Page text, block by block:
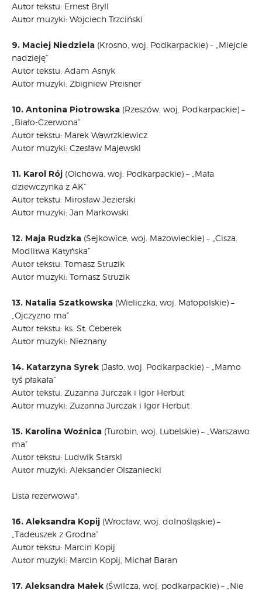
Autor tekstu: Ernest Bryll
Autor muzyki: Wojciech Trzciński
9. Maciej Niedziela (Krosno, woj. Podkarpackie) – „Miejcie
nadzieję”
Autor tekstu: Adam Asnyk
Autor muzyki: Zbigniew Preisner
10. Antonina Piotrowska (Rzeszów, woj. Podkarpackie) –
„Biało-Czerwona”
Autor tekstu: Marek Wawrzkiewicz
Autor muzyki: Czesław Majewski
11. Karol Rój (Olchowa, woj. Podkarpackie) – „Mała
dziewczynka z AK”
Autor tekstu: Mirosław Jezierski
Autor muzyki: Jan Markowski
12. Maja Rudzka (Sejkowice, woj. Mazowieckie) – „Cisza.
Modlitwa Katyńska”
Autor tekstu: Tomasz Struzik
Autor muzyki: Tomasz Struzik
13. Natalia Szatkowska (Wieliczka, woj. Małopolskie) –
„Ojczyzno ma”
Autor tekstu: ks. St. Ceberek
Autor muzyki: Nieznany
14. Katarzyna Syrek (Jasło, woj. Podkarpackie) – „Mamo
tyś płakała”
Autor tekstu: Zuzanna Jurczak i Igor Herbut
Autor muzyki: Zuzanna Jurczak i Igor Herbut
15. Karolina Woźnica (Turobin, woj. Lubelskie) – „Warszawo
ma”
Autor tekstu: Ludwik Starski
Autor muzyki: Aleksander Olszaniecki
Lista rezerwowa*:
16. Aleksandra Kopij (Wrocław, woj. dolnośląskie) –
„Tadeuszek z Grodna”
Autor tekstu: Marcin Kopij
Autor muzyki: Marcin Kopij, Michał Baran
17. Aleksandra Małek (Świlcza, woj. podkarpackie) – „Nie